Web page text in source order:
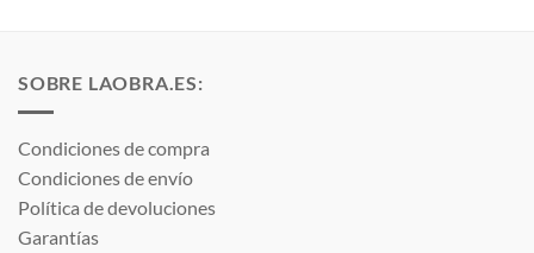
SOBRE LAOBRA.ES:
Condiciones de compra
Condiciones de envío
Política de devoluciones
Garantías